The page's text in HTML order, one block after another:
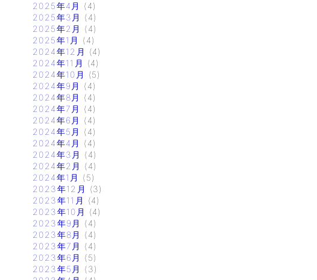
2025年4月
(4)
2025年3月
(4)
2025年2月
(4)
2025年1月
(4)
2024年12月
(4)
2024年11月
(4)
2024年10月
(5)
2024年9月
(4)
2024年8月
(4)
2024年7月
(4)
2024年6月
(4)
2024年5月
(4)
2024年4月
(4)
2024年3月
(4)
2024年2月
(4)
2024年1月
(5)
2023年12月
(3)
2023年11月
(4)
2023年10月
(4)
2023年9月
(4)
2023年8月
(4)
2023年7月
(4)
2023年6月
(5)
2023年5月
(3)